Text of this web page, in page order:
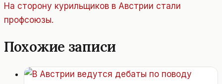
На сторону курильщиков в Австрии стали
профсоюзы.
Похожие записи